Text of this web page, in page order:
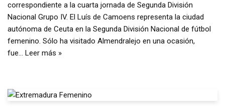
correspondiente a la cuarta jornada de Segunda División
Nacional Grupo IV. El Luís de Camoens representa la ciudad
autónoma de Ceuta en la Segunda División Nacional de fútbol
femenino. Sólo ha visitado Almendralejo en una ocasión,
fue… Leer más »